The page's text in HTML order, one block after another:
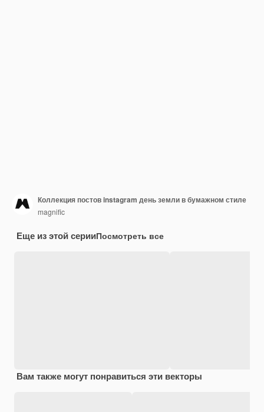
Коллекция постов instagram день земли в бумажном стиле
magnific
Еще из этой серииПосмотреть все
Вам также могут понравиться эти векторы